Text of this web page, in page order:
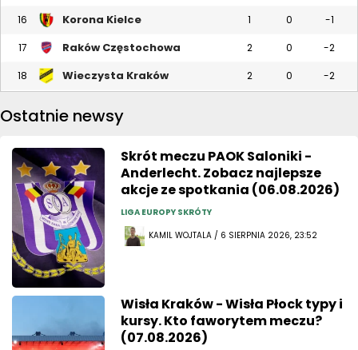
16 Korona Kielce 1 0 -1
17 Raków Częstochowa 2 0 -2
18 Wieczysta Kraków 2 0 -2
Ostatnie newsy
Skrót meczu PAOK Saloniki -
Anderlecht. Zobacz najlepsze
akcje ze spotkania (06.08.2026)
LIGA EUROPY SKRÓTY
KAMIL WOJTALA / 6 SIERPNIA 2026, 23:52
Wisła Kraków - Wisła Płock typy i
kursy. Kto faworytem meczu?
(07.08.2026)